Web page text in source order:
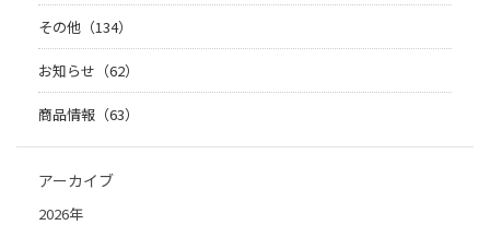
その他（134）
お知らせ（62）
商品情報（63）
アーカイブ
2026年